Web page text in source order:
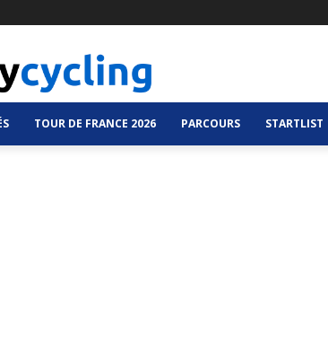
TOUR DE FRANCE 2026 PARCOURS STARTLIST